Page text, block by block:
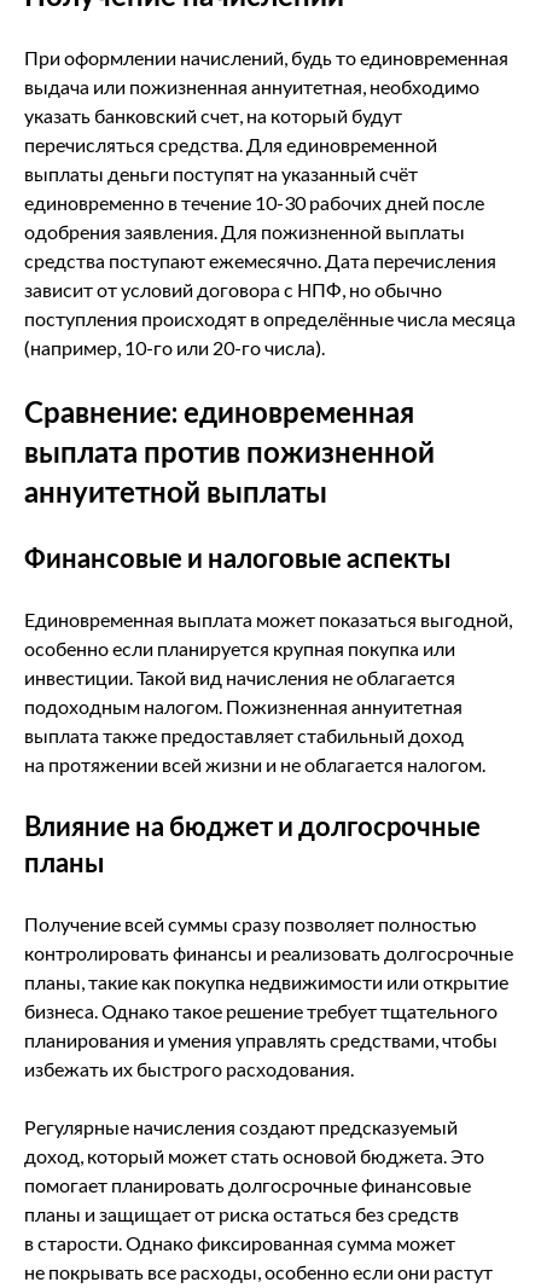
При оформлении начислений, будь то единовременная
выдача или пожизненная аннуитетная, необходимо
указать банковский счет, на который будут
перечисляться средства. Для единовременной
выплаты деньги поступят на указанный счёт
единовременно в течение 10-30 рабочих дней после
одобрения заявления. Для пожизненной выплаты
средства поступают ежемесячно. Дата перечисления
зависит от условий договора с НПФ, но обычно
поступления происходят в определённые числа месяца
(например, 10-го или 20-го числа).
Сравнение: единовременная
выплата против пожизненной
аннуитетной выплаты
Финансовые и налоговые аспекты
Единовременная выплата может показаться выгодной,
особенно если планируется крупная покупка или
инвестиции. Такой вид начисления не облагается
подоходным налогом. Пожизненная аннуитетная
выплата также предоставляет стабильный доход
на протяжении всей жизни и не облагается налогом.
Влияние на бюджет и долгосрочные
планы
Получение всей суммы сразу позволяет полностью
контролировать финансы и реализовать долгосрочные
планы, такие как покупка недвижимости или открытие
бизнеса. Однако такое решение требует тщательного
планирования и умения управлять средствами, чтобы
избежать их быстрого расходования.
Регулярные начисления создают предсказуемый
доход, который может стать основой бюджета. Это
помогает планировать долгосрочные финансовые
планы и защищает от риска остаться без средств
в старости. Однако фиксированная сумма может
не покрывать все расходы, особенно если они растут